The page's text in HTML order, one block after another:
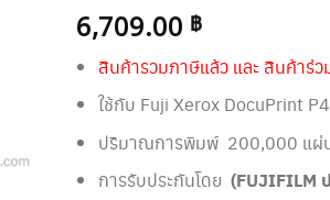
6,709.00 ฿
สินค้ารวมภาษีแล้ว และ สินค้าร่
ใช้กับ Fuji Xerox DocuPrint
ปริมาณการพิมพ์ 200,000 แผ่
การรับประกันโดย (FUJIFILM